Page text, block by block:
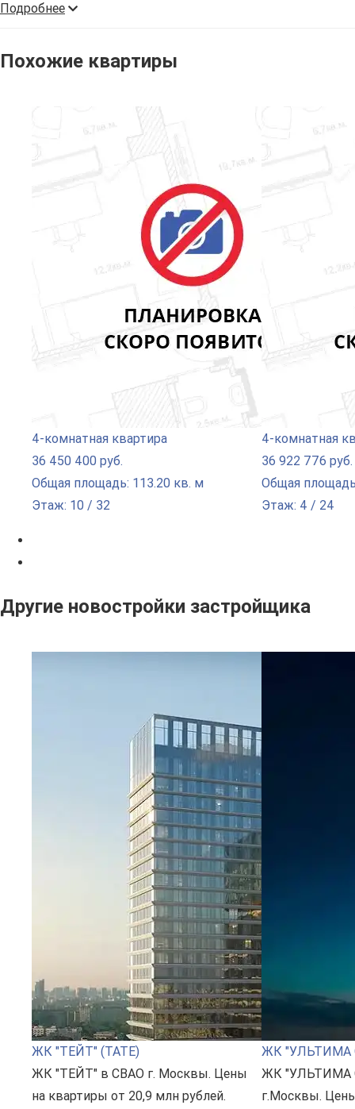
Подробнее
Похожие квартиры
4-комнатная квартира
36 450 400 руб.
Общая площадь: 113.20 кв. м
Этаж: 10 / 32
4-комнатная
36 922 776 руб.
Общая
Этаж: 4 / 24
Другие новостройки застройщика
ЖК "ТЕЙТ" (TATE)
ЖК "ТЕЙТ" в СВАО г. Москвы. Цены
на квартиры от 20,9 млн рублей.
ЖК "УЛЬТИМА
ЖК "УЛЬТИМА
г.Москвы.